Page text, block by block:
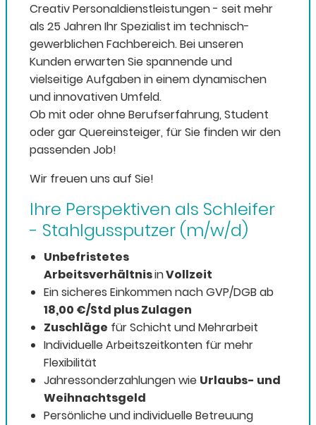
Creativ Personaldienstleistungen - seit mehr
als 25 Jahren Ihr Spezialist im technisch-
gewerblichen Fachbereich. Bei unseren
Kunden erwarten Sie spannende und
vielseitige Aufgaben in einem dynamischen
und innovativen Umfeld.
Ob mit oder ohne Berufserfahrung, Student
oder gar Quereinsteiger, für Sie finden wir den
passenden Job!
Wir freuen uns auf Sie!
Ihre Perspektiven als Schleifer
- Stahlgussputzer (m/w/d)
Unbefristetes
ArbeitsverhältnisinVollzeit
Ein sicheres Einkommen nach GVP/DGB ab
18,00 €/Std plus Zulagen
Zuschläge für Schicht und Mehrarbeit
Individuelle Arbeitszeitkonten für mehr
Flexibilität
Jahressonderzahlungen wie Urlaubs- und
Weihnachtsgeld
Persönliche und individuelle Betreuung